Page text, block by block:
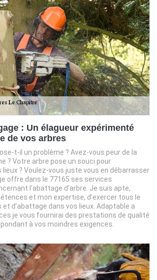
: Un élagueur expérimenté
de vos arbres
t-il un problème ? Avez-vous peur de la
? Votre arbre pose un souci pour
lieux ? Voulez-vous juste vous en débarrasser
offre dans le 77165 ses services
l’abattage d’arbre. Je suis apte,
et mon expertise, d’exercer tous le
et d’abattage dans vos lieux. Adaptable a
je vous fournirai des prestations de qualité
à vos moindres exigences.